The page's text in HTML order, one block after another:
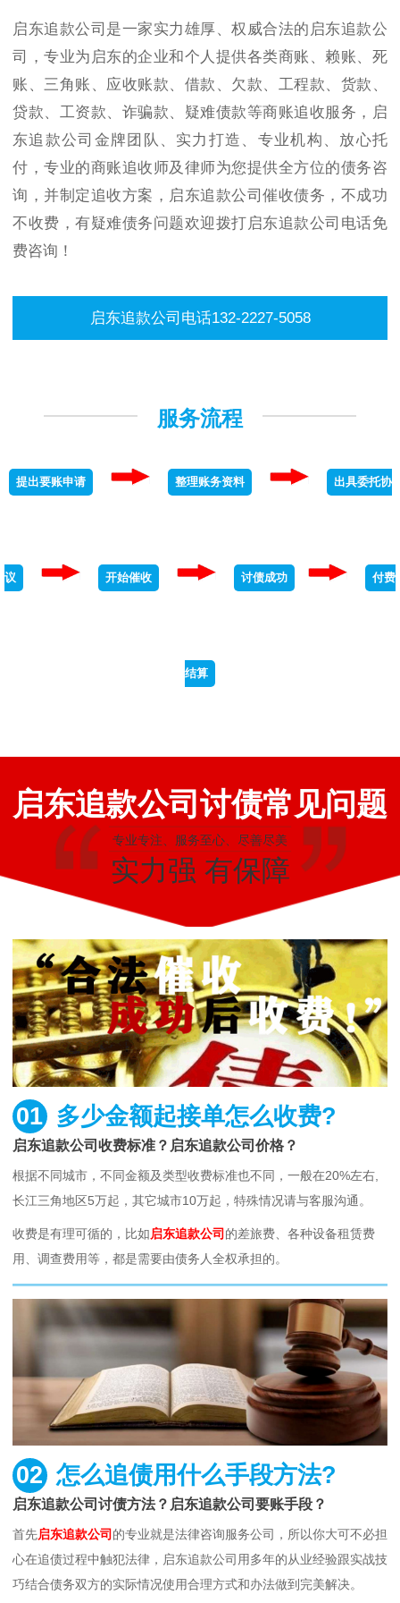
启东追款公司是一家实力雄厚、权威合法的启东追款公
司，专业为启东的企业和个人提供各类商账、赖账、死
账、三角账、应收账款、借款、欠款、工程款、货款、
贷款、工资款、诈骗款、疑难债款等商账追收服务，启
东追款公司金牌团队、实力打造、专业机构、放心托
付，专业的商账追收师及律师为您提供全方位的债务咨
询，并制定追收方案，启东追款公司催收债务，不成功
不收费，有疑难债务问题欢迎拨打启东追款公司电话免
费咨询！
启东追款公司电话132-2227-5058
服务流程
提出要账申请 整理账务资料 出具委托协
议 开始催收 讨债成功 付费
结算
启东追款公司讨债常见问题
专业专注、服务至心、尽善尽美
实力强 有保障
01 多少金额起接单怎么收费?
启东追款公司收费标准？启东追款公司价格？
根据不同城市，不同金额及类型收费标准也不同，一般在20%左右,
长江三角地区5万起，其它城市10万起，特殊情况请与客服沟通。
收费是有理可循的，比如启东追款公司 的差旅费、各种设备租赁费
用、调查费用等，都是需要由债务人全权承担的。
02 怎么追债用什么手段方法?
启东追款公司讨债方法？启东追款公司要账手段？
首先启东追款公司 的专业就是法律咨询服务公司，所以你大可不必担
心在追债过程中触犯法律，启东追款公司用多年的从业经验跟实战技
巧结合债务双方的实际情况使用合理方式和办法做到完美解决。